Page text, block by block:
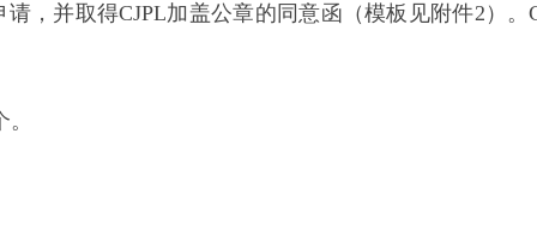
并取得CJPL加盖公章的同意函（模板见附件2）。